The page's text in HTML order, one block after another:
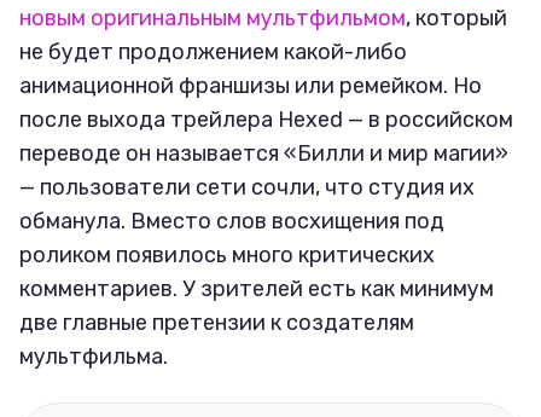
новым оригинальным мультфильмом, который
не будет продолжением какой-либо
анимационной франшизы или ремейком. Но
после выхода трейлера Hexed — в российском
переводе он называется «Билли и мир магии»
— пользователи сети сочли, что студия их
обманула. Вместо слов восхищения под
роликом появилось много критических
комментариев. У зрителей есть как минимум
две главные претензии к создателям
мультфильма.